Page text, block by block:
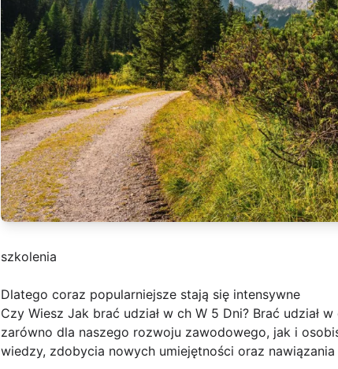
szkolenia
Dlatego coraz popularniejsze stają się intensywne
Czy Wiesz Jak brać udział w ch W 5 Dni? Brać
zarówno dla naszego rozwoju zawodowego, jak i
wiedzy, zdobycia nowych umiejętności oraz